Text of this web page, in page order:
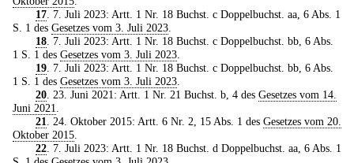
17. 7. Juli 2023: Artt. 1 Nr. 18 Buchst. c Doppelbuchst. aa, 6 Abs. 1
S. 1 des Gesetzes vom 3. Juli 2023.
18. 7. Juli 2023: Artt. 1 Nr. 18 Buchst. c Doppelbuchst. bb, 6 Abs.
1 S. 1 des Gesetzes vom 3. Juli 2023.
19. 7. Juli 2023: Artt. 1 Nr. 18 Buchst. c Doppelbuchst. bb, 6 Abs.
1 S. 1 des Gesetzes vom 3. Juli 2023.
20. 23. Juni 2021: Artt. 1 Nr. 21 Buchst. b, 4 des Gesetzes vom 14.
Juni 2021.
21. 24. Oktober 2015: Artt. 6 Nr. 2, 15 Abs. 1 des Gesetzes vom 20.
Oktober 2015.
22. 7. Juli 2023: Artt. 1 Nr. 18 Buchst. d Doppelbuchst. aa, 6 Abs. 1